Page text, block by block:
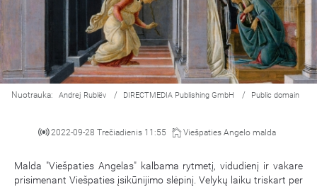
Nuotrauka: Andrej Rublëv / DIRECTMEDIA Publishing GmbH / Public domain
2022-09-28 Trečiadienis 11:55 Viešpaties Angelo malda
Malda "Viešpaties Angelas" kalbama rytmetį, vidudienį ir vakare
prisimenant Viešpaties įsikūnijimo slėpinį. Velykų laiku triskart per